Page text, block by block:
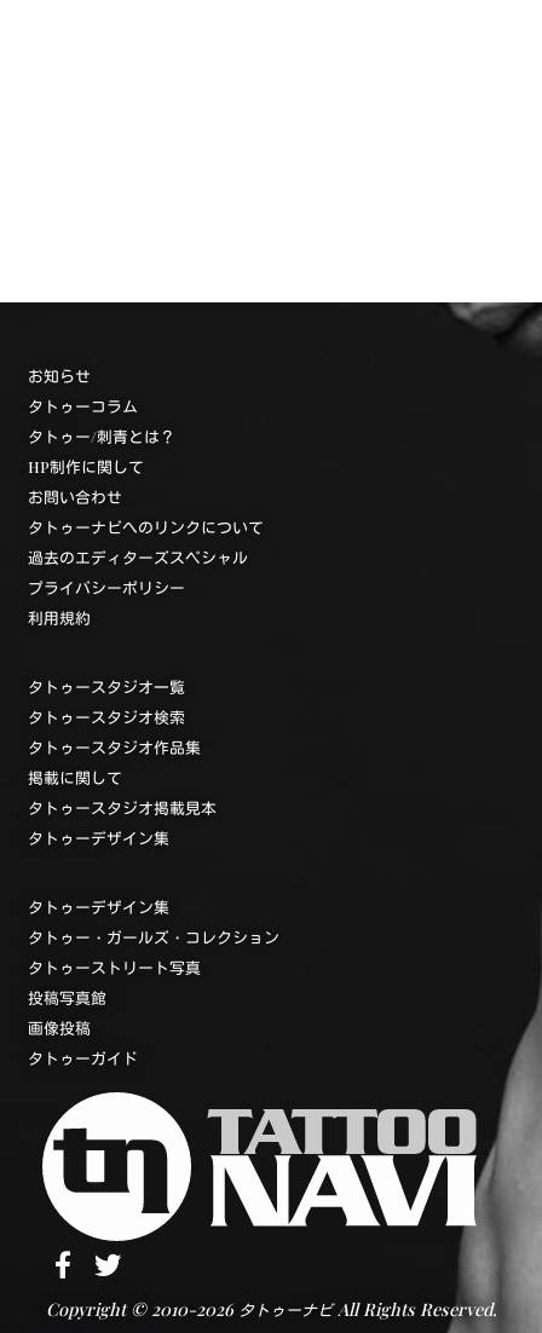
お知らせ
タトゥーコラム
タトゥー/刺青とは？
HP制作に関して
お問い合わせ
タトゥーナビへのリンクについて
過去のエディターズスペシャル
プライバシーポリシー
利用規約
タトゥースタジオ一覧
タトゥースタジオ検索
タトゥースタジオ作品集
掲載に関して
タトゥースタジオ掲載見本
タトゥーデザイン集
タトゥーデザイン集
タトゥー・ガールズ・コレクション
タトゥーストリート写真
投稿写真館
画像投稿
タトゥーガイド
Copyright © 2010-2026 タトゥーナビAll Rights Reserved.